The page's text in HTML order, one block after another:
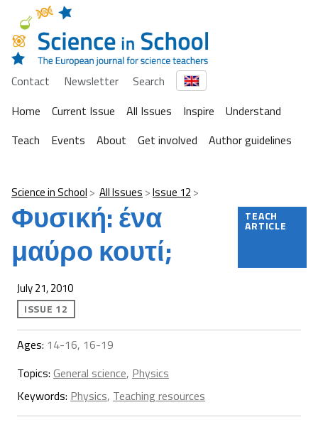
Contact Newsletter
Search
Home
Current Issue All Issues Inspire
Understand
Teach
Events About Get involved Author guidelines
Science in School All Issues Issue 12
Φυσική: ένα
μαύρο κουτί;
TEACH
ARTICLE
July 21, 2010
ISSUE 12
Ages: 14-16, 16-19
Topics: General science, Physics
Keywords: Physics, Teaching resources